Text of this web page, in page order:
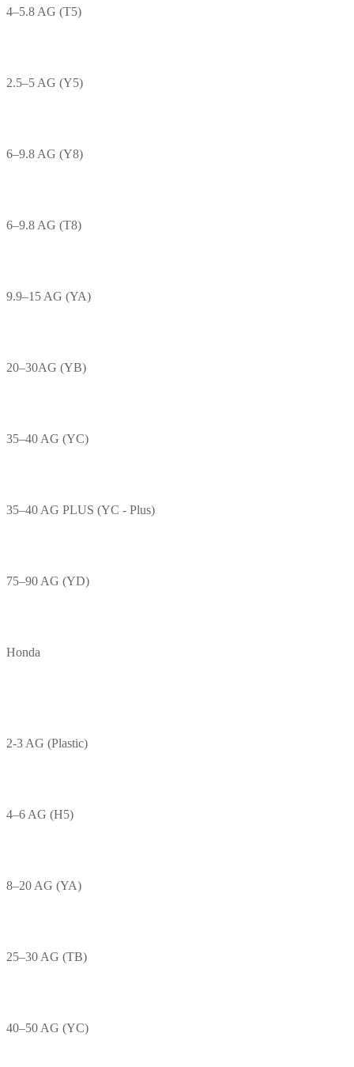
4–5.8 AG (T5)
2.5–5 AG (Y5)
6–9.8 AG (Y8)
6–9.8 AG (T8)
9.9–15 AG (YA)
20–30AG (YB)
35–40 AG (YC)
35–40 AG PLUS (YC - Plus)
75–90 AG (YD)
Honda
2-3 AG (Plastic)
4–6 AG (H5)
8–20 AG (YA)
25–30 AG (TB)
40–50 AG (YC)